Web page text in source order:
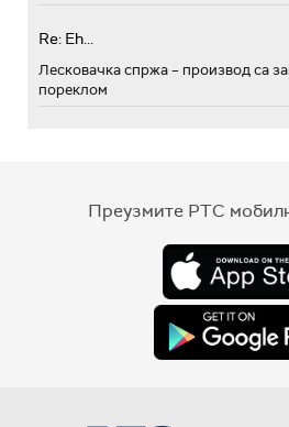
Re: Eh...
Лесковачка спржа – производ са
пореклом
Преузмите РТС